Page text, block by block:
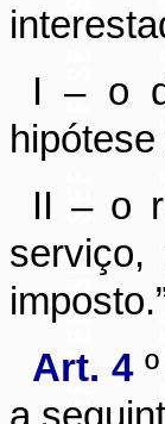
I – o
II – o
Art. 4
a